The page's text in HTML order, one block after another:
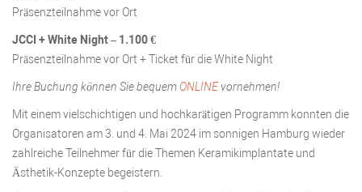
Präsenzteilnahme vor Ort
JCCI + White Night – 1.100 €
Präsenzteilnahme vor Ort + Ticket für die White Night
Ihre Buchung können Sie bequemONLINEvornehmen!
Mit einem vielschichtigen und hochkarätigen Programm konnten die
Organisatoren am 3. und 4. Mai 2024 im sonnigen Hamburg wieder
zahlreiche Teilnehmer für die Themen Keramikimplantate und
Ästhetik-Konzepte begeistern.